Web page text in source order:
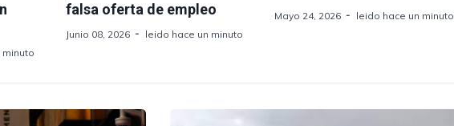
falsa oferta de empleo
Junio 08, 2026 leido hace un minuto
Mayo 24, 2026 leido hace un minuto